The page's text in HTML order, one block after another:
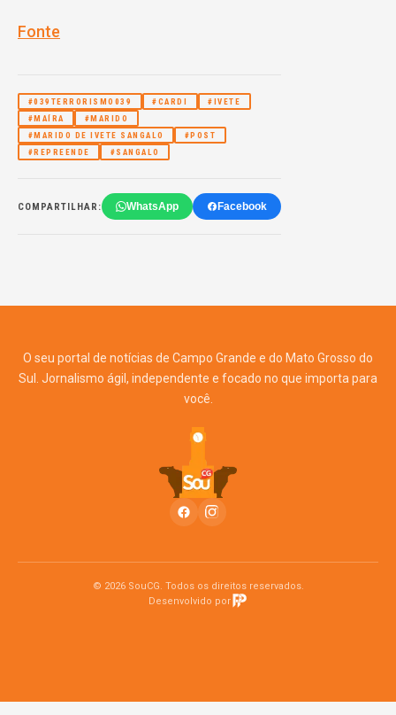
Fonte
#039TERRORISMO039 #CARDI
#IVETE
#MAÍRA
#MARIDO
#MARIDO DE IVETE SANGALO
#POST
#REPREENDE
#SANGALO
COMPARTILHAR: WhatsApp Facebook
O seu portal de notícias de Campo Grande e do Mato Grosso do
Sul. Jornalismo ágil, independente e focado no que importa para
você.
© 2026 SouCG. Todos os direitos reservados.
Desenvolvido por